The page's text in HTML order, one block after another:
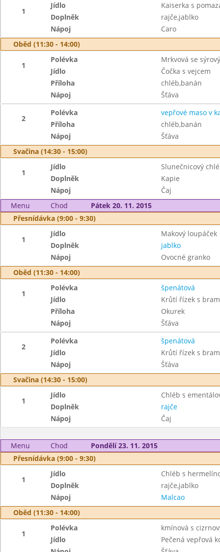
1
Jídlo
Kaiserka s
Doplněk
rajče,jablko
Nápoj
Caro
Oběd (11:30 - 14:00)
1
Polévka
Mrkvová se
Jídlo
Čočka s vejcem
Příloha
chléb,banán
Nápoj
Šťáva
2
Polévka
vepřové maso v
Příloha
chléb,banán
Nápoj
Šťáva
Svačina (14:30 - 15:00)
1
Jídlo
Slunečnicový
Doplněk
Kapie
Nápoj
Čaj
Menu
Chod
Pátek 20. 11. 2015
Přesnídávka (9:00 - 9:30)
1
Jídlo
Makový loupáček
Doplněk
jablko
Nápoj
Ovocné granko
Oběd (11:30 - 14:00)
1
Polévka
špenátová
Jídlo
Krůtí řízek s
Příloha
Okurek
Nápoj
Šťáva
2
Polévka
špenátová
Jídlo
Krůtí řízek s
Nápoj
Šťáva
Svačina (14:30 - 15:00)
1
Jídlo
Chléb s
Doplněk
rajče
Nápoj
Čaj
Menu Chod
Pondělí 23. 11. 2015
Přesnídávka (9:00 - 9:30)
1
Jídlo
Chléb s
Doplněk
rajče,jablko
Nápoj
Malcao
Oběd (11:30 - 14:00)
1
Polévka
kmínová s
Jídlo
Pečená vepřová